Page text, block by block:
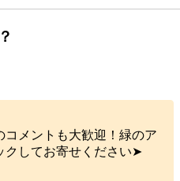
コメントも大歓迎！緑のア
クしてお寄せください➤